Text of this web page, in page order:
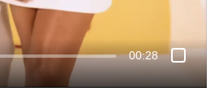
00:28